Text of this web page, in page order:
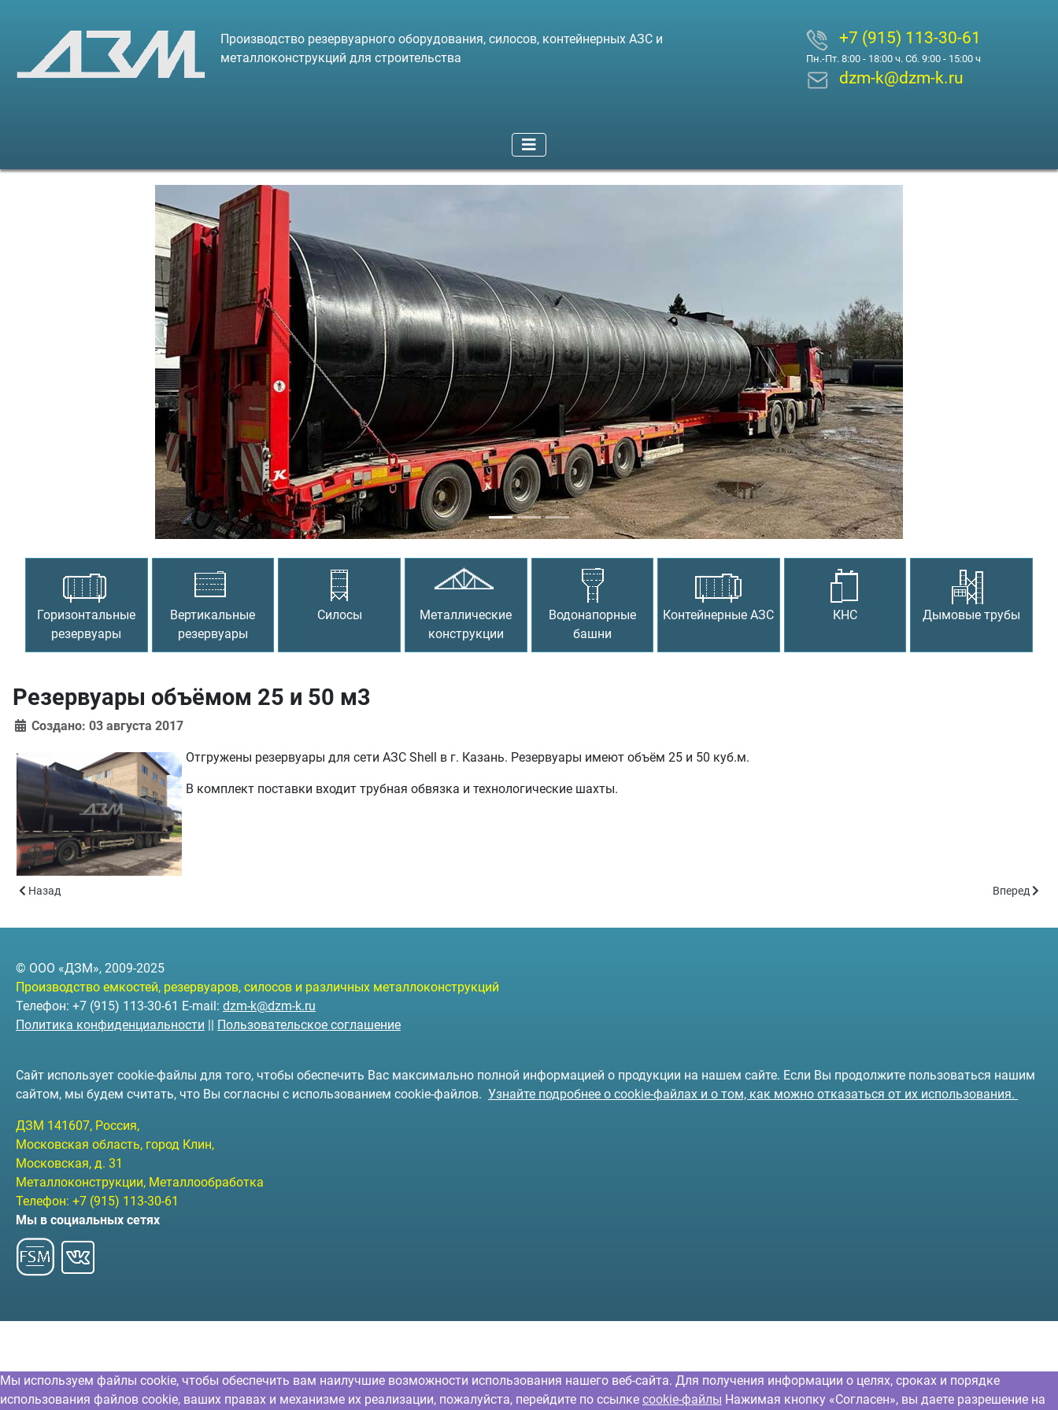
Производство резервуарного оборудования, силосов, контейнерных АЗС и
металлоконструкций для строительства
+7 (915) 113-30-61
Пн.-Пт. 8:00 - 18:00 ч. Сб. 9:00 - 15:00 ч
dzm-k@dzm-k.ru
Предыдущий
Горизонтальные
резервуары
Вертикальные
резервуары
Силосы
Металлические
конструкции
Водонапорные
башни
Контейнерные АЗС КНС Дымовые трубы
Резервуары объёмом 25 и 50 м3
Создано: 03 августа 2017
Отгружены резервуары для сети АЗС Shell в г. Казань. Резервуары имеют объём 25 и 50 куб.м.
В комплект поставки входит трубная обвязка и технологические шахты.
Предыдущий: Резервуар для ливневых стоков
Назад Следующий:
Вперед
© ООО «ДЗМ», 2009-2025
Производство емкостей, резервуаров, силосов и различных металлоконструкций
Телефон: +7 (915) 113-30-61 E-mail: dzm-k@dzm-k.ru
Политика конфиденциальности || Пользовательское соглашение
Сайт использует cookie-файлы для того, чтобы обеспечить Вас максимально полной информацией о продукции на нашем сайте. Если Вы продолжите пользоваться нашим
сайтом, мы будем считать, что Вы согласны с использованием cookie-файлов. Узнайте подробнее о cookie-файлах и о том, как можно отказаться от их использования.
ДЗМ 141607, Россия,
Московская область, город Клин,
Московская, д. 31
Металлоконструкции, Металлообработка
Телефон: +7 (915) 113-30-61
Мы в социальных сетях
Мы используем файлы cookie, чтобы обеспечить вам наилучшие возможности использования нашего веб-сайта. Для получения информации о целях, сроках и порядке
использования файлов cookie, ваших правах и механизме их реализации, пожалуйста, перейдите по ссылке cookie-файлы Нажимая кнопку «Согласен», вы даете разрешение на